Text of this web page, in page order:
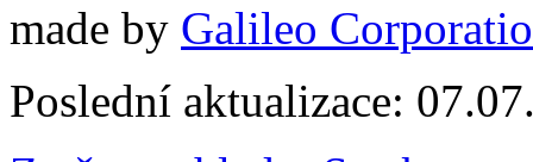
made by Galileo
Poslední aktualizace: